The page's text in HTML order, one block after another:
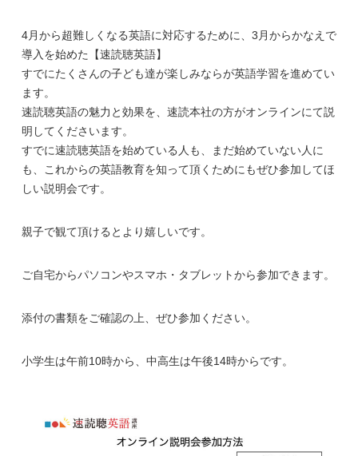
4月から超難しくなる英語に対応するために、3月からかなえで
導入を始めた【速読聴英語】
すでにたくさんの子ども達が楽しみならが英語学習を進めてい
ます。
速読聴英語の魅力と効果を、速読本社の方がオンラインにて説
明してくださいます。
すでに速読聴英語を始めている人も、まだ始めていない人に
も、これからの英語教育を知って頂くためにもぜひ参加してほ
しい説明会です。
親子で観て頂けるとより嬉しいです。
ご自宅からパソコンやスマホ・タブレットから参加できます。
添付の書類をご確認の上、ぜひ参加ください。
小学生は午前10時から、中高生は午後14時からです。